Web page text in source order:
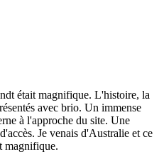
était magnifique. L'histoire, la
avec brio. Un immense
à l'approche du site. Une
Je venais d'Australie et ce
magnifique.